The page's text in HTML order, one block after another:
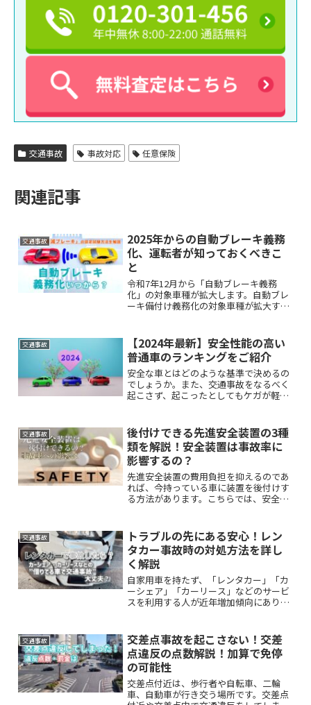
交通事故 事故対応 任意保険
関連記事
交通事故
2025年からの自動ブレーキ義務
化、運転者が知っておくべきこ
と
令和7年12月から「自動ブレーキ義務
化」の対象車種が拡大します。自動ブレ
ーキ備付け義務化の対象車種が拡大する
れるのか、について詳しく解説します。
交通事故
【2024年最新】安全性能の高い
普通車のランキングをご紹介
安全な車とはどのような基準で決めるの
でしょうか。また、交通事故をなるべく
起こさず、起こったとしてもケガが軽く
や安全性能の高い普通車の車種をご紹介
します。
交通事故
後付けできる先進安全装置の3種
類を解説！安全装置は事故率に
影響するの？
先進安全装置の費用負担を抑えるのであ
れば、今持っている車に装置を後付けす
る方法があります。こちらでは、安全装
の種類はなにがあるのか、詳しく解説し
ます。
交通事故
トラブルの先にある安心！レン
タカー事故時の対処方法を詳し
く解説
自家用車を持たず、「レンタカー」「カ
ーシェア」「カーリース」などのサービ
スを利用する人が近年増加傾向にありま
故を起こしてしまった場合の対応などに
ついても併せて解説します。
交通事故
交差点事故を起こさない！交差
点違反の点数解説！加算で免停
の可能性
交差点付近は、歩行者や自転車、二輪
車、自動車が行き交う場所です。交差点